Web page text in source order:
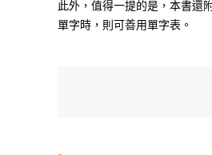
此外，值得一提的是，本書還
單字時，則可善用單字表。